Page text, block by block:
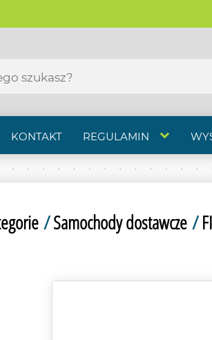
KONTAKT REGULAMIN
/Samochody dostawcze/